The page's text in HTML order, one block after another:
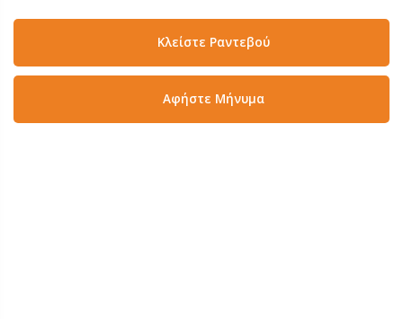
Κλείστε Ραντεβού
Aφήστε Μήνυμα